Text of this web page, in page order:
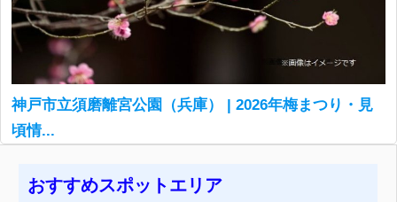
神戸市立須磨離宮公園（兵庫） | 2026年梅まつり・見
頃情...
おすすめスポットエリア